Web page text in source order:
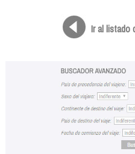
Ir al listado